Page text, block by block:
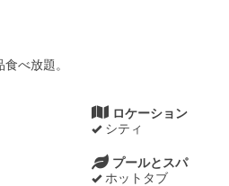
べ放題。
ロケーション
シティ
プールとスパ
ホットタブ